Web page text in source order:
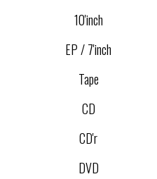
10'inch
EP / 7'inch
Tape
CD
CD'r
DVD